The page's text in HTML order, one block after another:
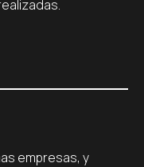
empresas, y